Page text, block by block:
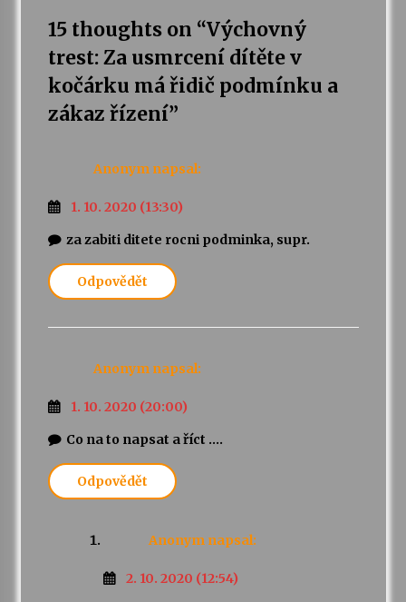
Varhanní recitál Michala Novenka v Klášteře
3. 7. 2026
30. 6. 2026
15 thoughts on “Výchovný
trest: Za usmrcení dítěte v
kočárku má řidič podmínku a
zákaz řízení”
Anonym napsal:
1. 10. 2020 (13:30)
za zabiti ditete rocni podminka, supr.
Odpovědět
Anonym napsal:
1. 10. 2020 (20:00)
Co na to napsat a říct ….
Odpovědět
Anonym napsal:
2. 10. 2020 (12:54)